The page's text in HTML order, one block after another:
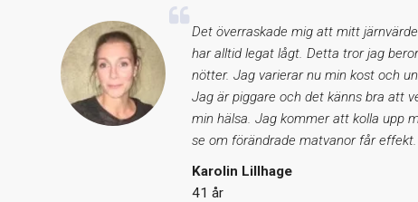
Det överraskade mig att mitt
har alltid legat lågt. Detta tror jag
nötter. Jag varierar nu min kost och
Jag är piggare och det känns bra att
min hälsa. Jag kommer att kolla upp
se om förändrade matvanor får effekt.
Karolin Lillhage
41 år